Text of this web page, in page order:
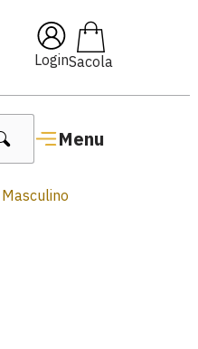
Login
Menu
Pai10
Masculino